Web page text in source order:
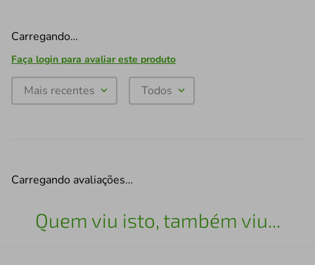
Carregando…
Faça login para avaliar este produto
Mais recentes Todos
Carregando avaliações…
Quem viu isto, também viu...